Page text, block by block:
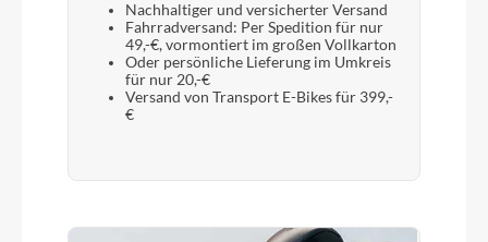
Nachhaltiger und versicherter Versand
Fahrradversand: Per Spedition für nur
49,-€, vormontiert im großen Vollkarton
Oder persönliche Lieferung im Umkreis
für nur 20,-€
Versand von Transport E-Bikes für 399,-
€